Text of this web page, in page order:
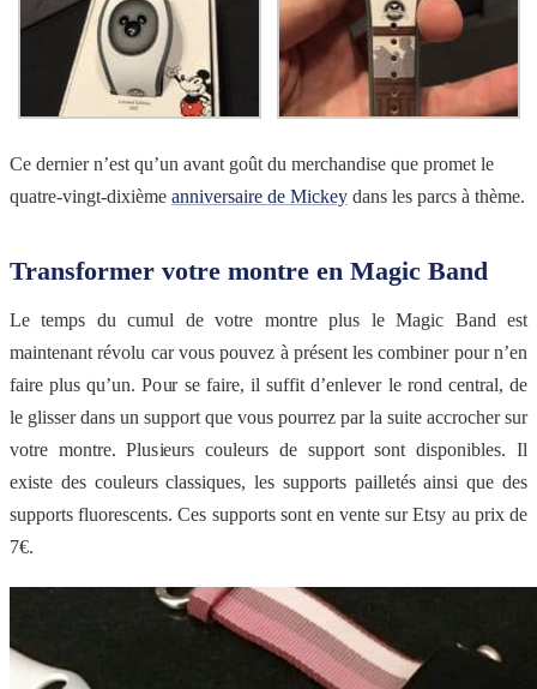
Ce dernier n’est qu’un avant goût du merchandise que promet le
quatre-vingt-dixième anniversaire de Mickey dans les parcs à thème.
Transformer votre montre en Magic Band
Le temps du cumul de votre montre plus le Magic Band est
maintenant révolu car vous pouvez à présent les combiner pour n’en
faire plus qu’un. Pour se faire, il suffit d’enlever le rond central, de
le glisser dans un support que vous pourrez par la suite accrocher sur
votre montre. Plusieurs couleurs de support sont disponibles. Il
existe des couleurs classiques, les supports pailletés ainsi que des
supports fluorescents. Ces supports sont en vente sur Etsy au prix de
7€.